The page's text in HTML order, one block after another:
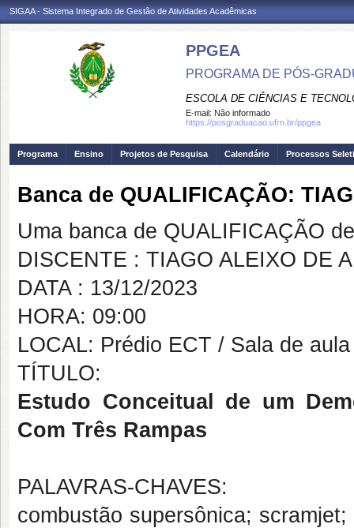
SIGAA - Sistema Integrado de Gestão de Atividades Acadêmicas
PPGEA
PROGRAMA DE PÓS-
ESCOLA DE CIÊNCIAS E
E-mail: Não informado
https://posgraduacao.ufrn.br/ppgea
Programa Ensino Projetos de Pesquisa Calendário Processos
Banca de QUALIFICAÇÃO:
Uma banca de QUALIFICAÇÃO
DISCENTE : TIAGO ALEIXO DE
DATA : 13/12/2023
HORA: 09:00
LOCAL: Prédio ECT / Sala de
TÍTULO:
Estudo Conceitual de um
Com Três Rampas
PALAVRAS-CHAVES:
combustão supersônica;